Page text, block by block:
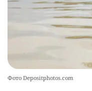
Фото Depositphotos.com